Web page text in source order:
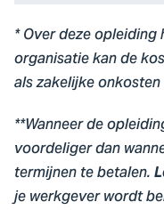
* Over deze
organisatie kan de
als zakelijke
**Wanneer de
voordeliger dan
termijnen te betalen.
je werkgever wordt